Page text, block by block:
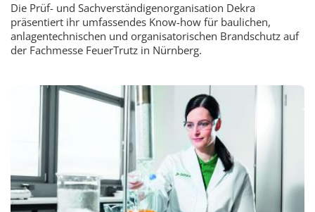
Die Prüf- und Sachverständigenorganisation Dekra
präsentiert ihr umfassendes Know-how für baulichen,
anlagentechnischen und organisatorischen Brandschutz auf
der Fachmesse FeuerTrutz in Nürnberg.